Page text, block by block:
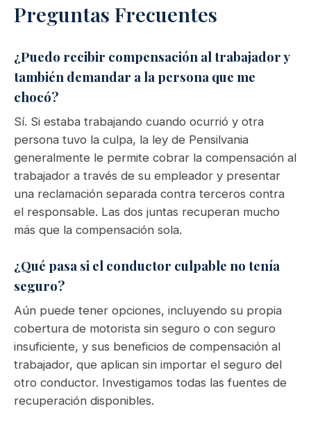
Preguntas Frecuentes
¿Puedo recibir compensación al trabajador y
también demandar a la persona que me
chocó?
Sí. Si estaba trabajando cuando ocurrió y otra
persona tuvo la culpa, la ley de Pensilvania
generalmente le permite cobrar la compensación al
trabajador a través de su empleador y presentar
una reclamación separada contra terceros contra
el responsable. Las dos juntas recuperan mucho
más que la compensación sola.
¿Qué pasa si el conductor culpable no tenía
seguro?
Aún puede tener opciones, incluyendo su propia
cobertura de motorista sin seguro o con seguro
insuficiente, y sus beneficios de compensación al
trabajador, que aplican sin importar el seguro del
otro conductor. Investigamos todas las fuentes de
recuperación disponibles.